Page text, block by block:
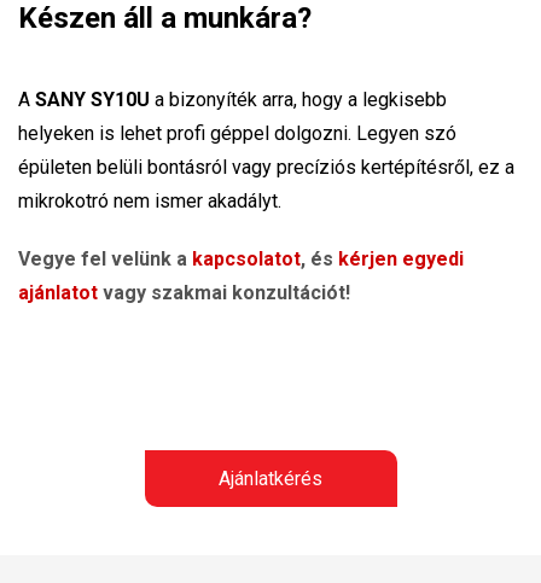
Készen áll a munkára?
A SANY SY10U a bizonyíték arra, hogy a legkisebb
helyeken is lehet profi géppel dolgozni. Legyen szó
épületen belüli bontásról vagy precíziós kertépítésről, ez a
mikrokotró nem ismer akadályt.
Vegye fel velünk a kapcsolatot, és kérjen egyedi
ajánlatot vagy szakmai konzultációt!
Ajánlatkérés